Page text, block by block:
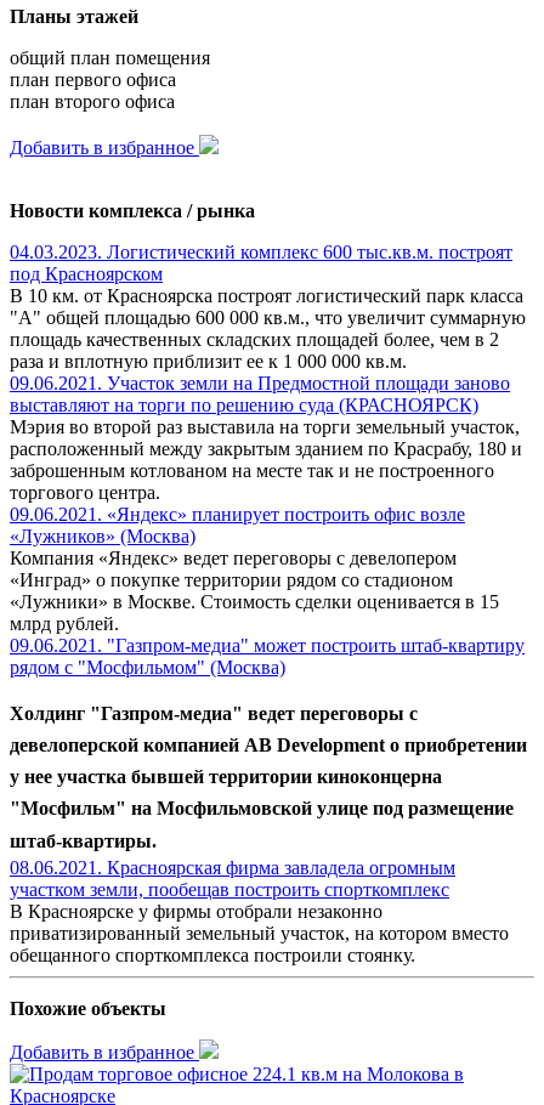
Планы этажей
общий план помещения
план первого офиса
план второго офиса
Добавить в избранное
Новости комплекса / рынка
04.03.2023. Логистический комплекс 600 тыс.кв.м. построят
под Красноярском
В 10 км. от Красноярска построят логистический парк класса
"А" общей площадью 600 000 кв.м., что увеличит суммарную
площадь качественных складских площадей более, чем в 2
раза и вплотную приблизит ее к 1 000 000 кв.м.
09.06.2021. Участок земли на Предмостной площади заново
выставляют на торги по решению суда (КРАСНОЯРСК)
Мэрия во второй раз выставила на торги земельный участок,
расположенный между закрытым зданием по Красрабу, 180 и
заброшенным котлованом на месте так и не построенного
торгового центра.
09.06.2021. «Яндекс» планирует построить офис возле
«Лужников» (Москва)
Компания «Яндекс» ведет переговоры с девелопером
«Инград» о покупке территории рядом со стадионом
«Лужники» в Москве. Стоимость сделки оценивается в 15
млрд рублей.
09.06.2021. "Газпром-медиа" может построить штаб-квартиру
рядом с "Мосфильмом" (Москва)
Холдинг "Газпром-медиа" ведет переговоры с
девелоперской компанией AВ Development о приобретении
у нее участка бывшей территории киноконцерна
"Мосфильм" на Мосфильмовской улице под размещение
штаб-квартиры.
08.06.2021. Красноярская фирма завладела огромным
участком земли, пообещав построить спорткомплекс
В Красноярске у фирмы отобрали незаконно
приватизированный земельный участок, на котором вместо
обещанного спорткомплекса построили стоянку.
Похожие объекты
Добавить в избранное